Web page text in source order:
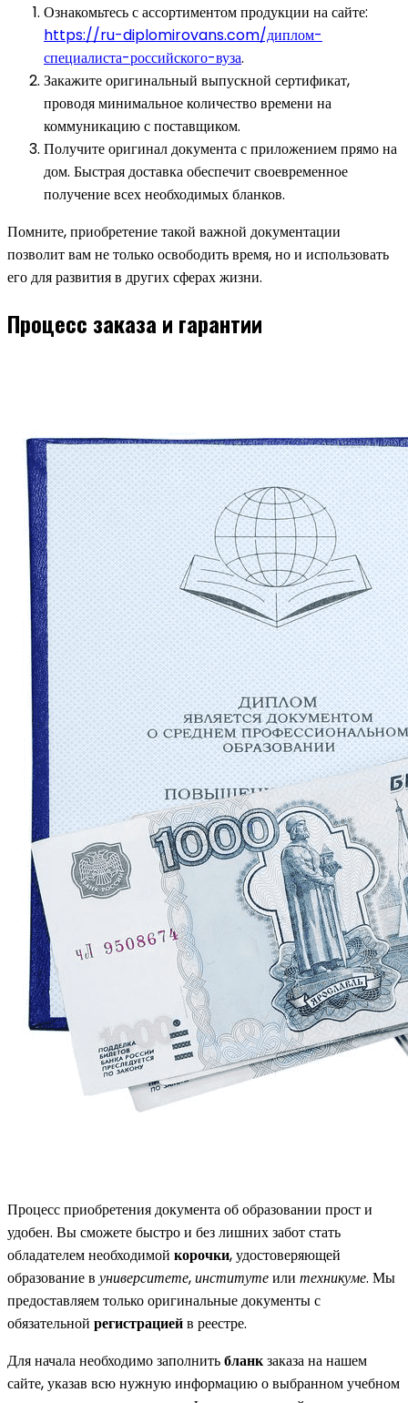
Ознакомьтесь с ассортиментом продукции на сайте:
https://ru-diplomirovans.com/диплом-
специалиста-российского-вуза.
Закажите оригинальный выпускной сертификат,
проводя минимальное количество времени на
коммуникацию с поставщиком.
Получите оригинал документа с приложением прямо на
дом. Быстрая доставка обеспечит своевременное
получение всех необходимых бланков.
Помните, приобретение такой важной документации
позволит вам не только освободить время, но и использовать
его для развития в других сферах жизни.
Процесс заказа и гарантии
Процесс приобретения документа об образовании прост и
удобен. Вы сможете быстро и без лишних забот стать
обладателем необходимой корочки, удостоверяющей
образование в университете,институтеили техникуме. Мы
предоставляем только оригинальные документы с
обязательной регистрациейв реестре.
Для начала необходимо заполнитьбланкзаказа на нашем
сайте, указав всю нужную информацию о выбранном учебном